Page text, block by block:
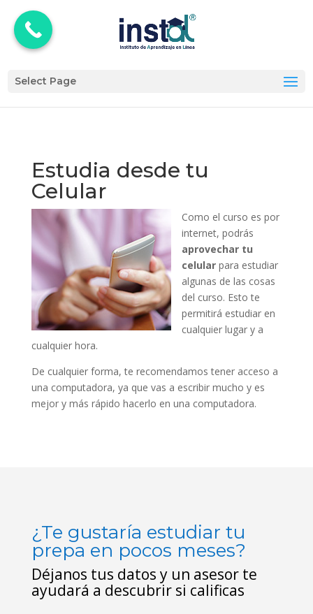
Select Page
Estudia desde tu
Celular
Como el curso es por
internet, podrás
aprovechar tu
celularpara estudiar
algunas de las cosas
del curso. Esto te
permitirá estudiar en
cualquier lugar y a
cualquier hora.
De cualquier forma, te recomendamos tener acceso a
una computadora, ya que vas a escribir mucho y es
mejor y más rápido hacerlo en una computadora.
¿Te gustaría estudiar tu
prepa en pocos meses?
Déjanos tus datos y un asesor te
ayudará a descubrir si calificas